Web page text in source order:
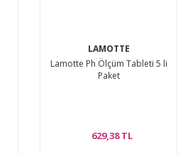
LAMOTTE
Lamotte Ph Ölçüm Tableti 5 li
Paket
629,38 TL